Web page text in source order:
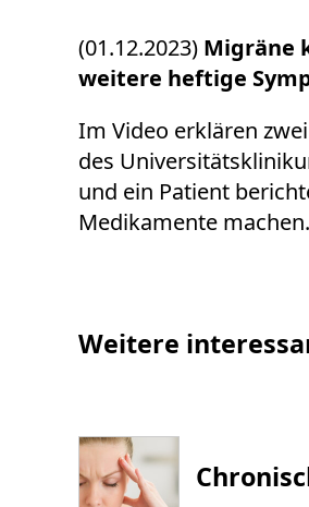
(01.12.2023) Migräne
weitere heftige
Im Video erklären
des
und ein Patient
Medikamente machen.
Weitere